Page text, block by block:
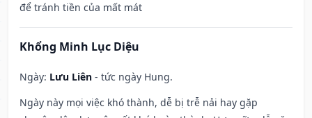
để tránh tiền của mất mát
Khổng Minh Lục Diệu
Ngày: Lưu Liên - tức ngày Hung.
Ngày này mọi việc khó thành, dễ bị trễ nải hay gặp